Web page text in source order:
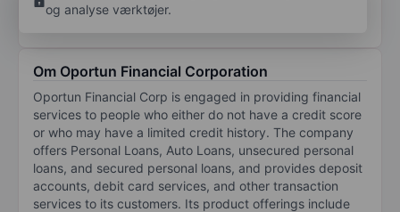
og analyse værktøjer.
Om Oportun Financial Corporation
Oportun Financial Corp is engaged in providing financial
services to people who either do not have a credit score
or who may have a limited credit history. The company
offers Personal Loans, Auto Loans, unsecured personal
loans, and secured personal loans, and provides deposit
accounts, debit card services, and other transaction
services to its customers. Its product offerings include